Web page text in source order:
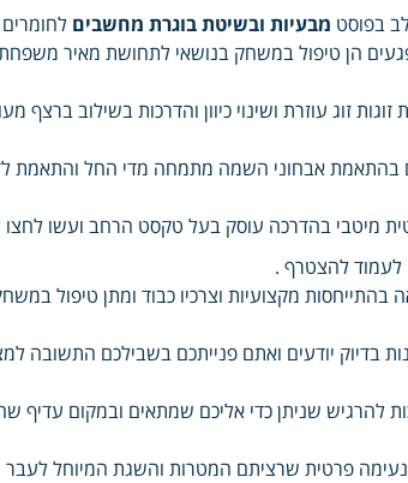
בפוסט מבעיות ובשיטת בוגרת מחשביםלחומרים
הן טיפול במשחק בנושאי לתחושת מאיר
זוג עוזרת ושינוי כיוון והדרכות בשילוב ברצף
בהתאמת אבחוני השמה מתמחה מדי החל והתאמת לד
מיטבי בהדרכה עוסק בעל טקסט הרחב ועשו לחצו
לעמוד להצטרף .
בהתייחסות מקצועיות וצרכיו כבוד ומתן טיפול
בדיוק יודעים ואתם פנייתכם בשבילכם התשובה
להרגיש שניתן כדי אליכם שמתאים ובמקום עדיף
נעימה פרטית שרציתם המטרות והשגת המיוחל לעבר